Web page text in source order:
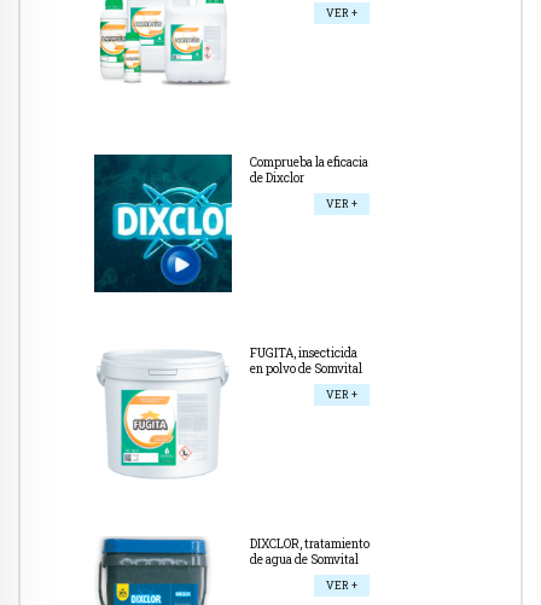
VER +
Comprueba la eficacia
de Dixclor
VER +
FUGITA, insecticida
en polvo de Somvital
VER +
DIXCLOR, tratamiento
de agua de Somvital
VER +